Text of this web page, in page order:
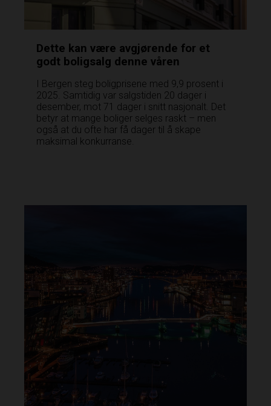
Dette kan være avgjørende for et
godt boligsalg denne våren
I Bergen steg boligprisene med 9,9 prosent i
2025. Samtidig var salgstiden 20 dager i
desember, mot 71 dager i snitt nasjonalt. Det
betyr at mange boliger selges raskt – men
også at du ofte har få dager til å skape
maksimal konkurranse.